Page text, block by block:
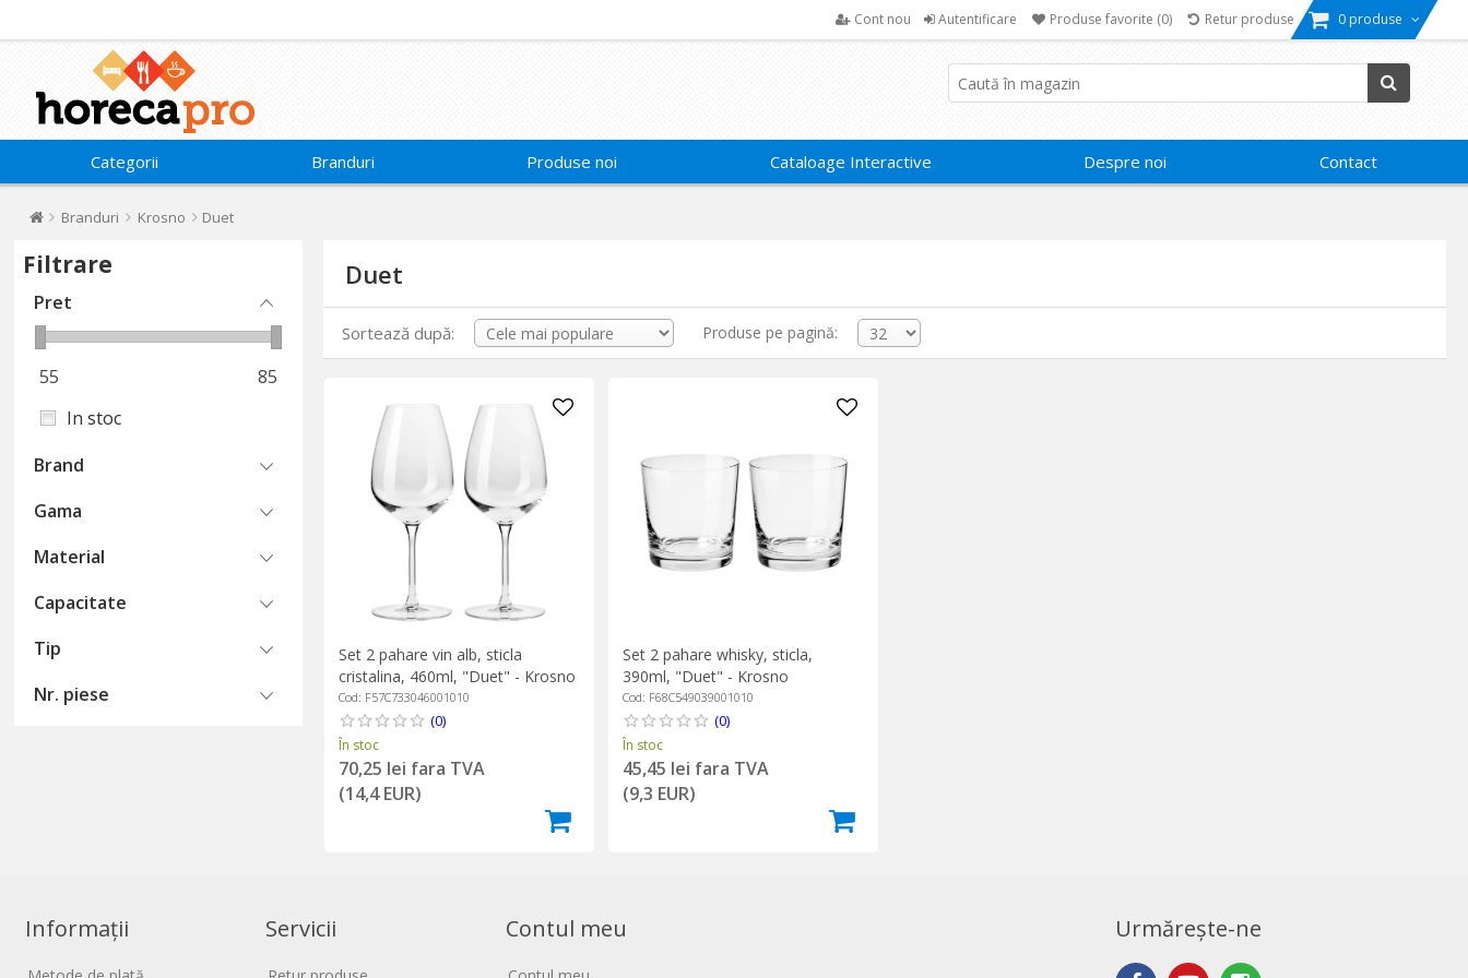
Cont nou Autentificare Produse favorite (0) Retur produse 0 produse
Categorii Branduri Produse noi Cataloage Interactive Despre noi Contact
Branduri Krosno Duet
Filtrare
Pret
55
85
In stoc
Brand
Gama
Material
Capacitate
Tip
Nr. piese
Duet
Sortează după: Produse pe pagină:
Set 2 pahare vin alb, sticla
cristalina, 460ml, "Duet" - Krosno
Cod: F57C733046001010
(0)
În stoc
70,25 lei fara TVA
(14,4 EUR)
Set 2 pahare whisky, sticla,
390ml, "Duet" - Krosno
Cod: F68C549039001010
(0)
În stoc
45,45 lei fara TVA
(9,3 EUR)
Informații Servicii Contul meu Urmărește-ne